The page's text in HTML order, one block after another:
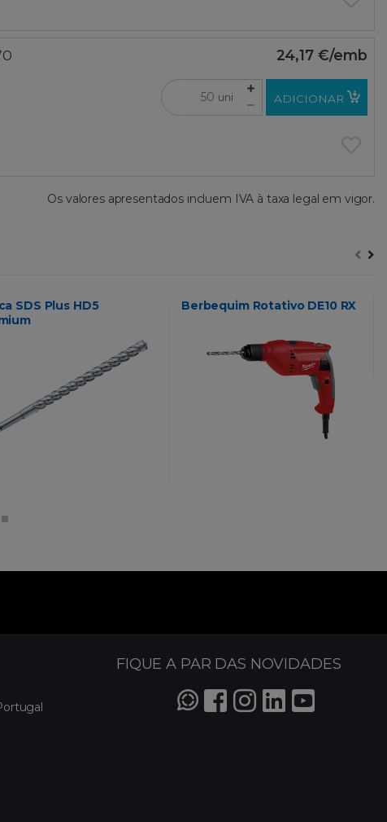
24,17 €/emb
uni ADICIONAR
Os valores apresentados incluem IVA à taxa legal em vigor.
SDS Plus HD5
Berbequim Rotativo DE10 RX
FIQUE A PAR DAS NOVIDADES